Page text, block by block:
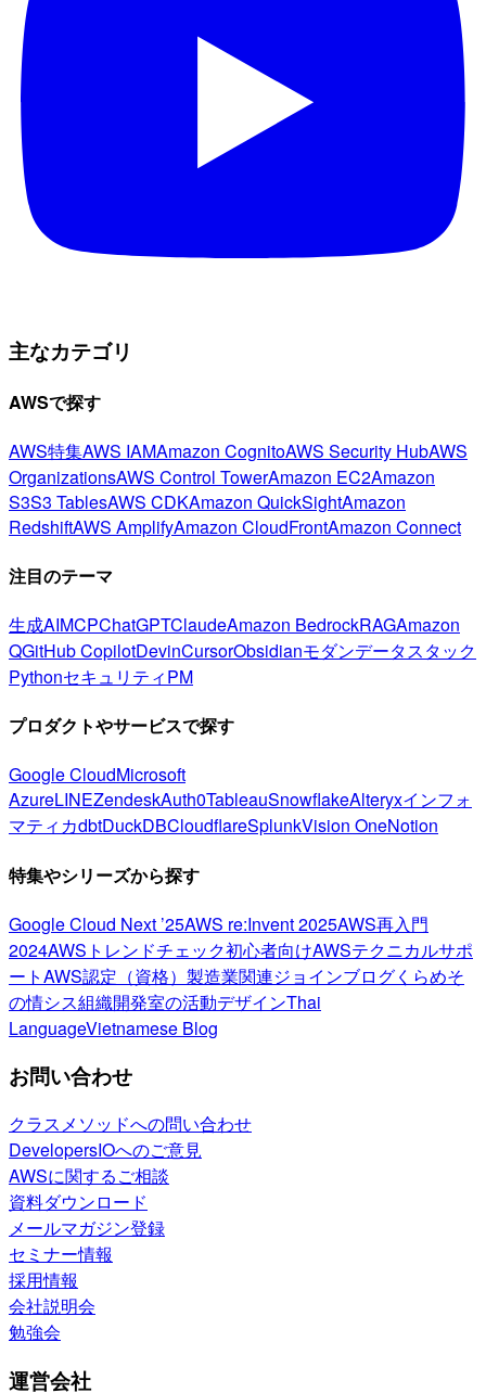
主なカテゴリ
AWSで探す
AWS特集AWS IAMAmazon CognitoAWS Security HubAWS
OrganizationsAWS Control TowerAmazon EC2Amazon
S3S3 TablesAWS CDKAmazon QuickSightAmazon
RedshiftAWS AmplifyAmazon CloudFrontAmazon Connect
注目のテーマ
生成AIMCPChatGPTClaudeAmazon BedrockRAGAmazon
QGitHub CopilotDevinCursorObsidianモダンデータスタック
PythonセキュリティPM
プロダクトやサービスで探す
Google CloudMicrosoft
AzureLINEZendeskAuth0TableauSnowflakeAlteryxインフォ
マティカdbtDuckDBCloudflareSplunkVision OneNotion
特集やシリーズから探す
Google Cloud Next ’25AWS re:Invent 2025AWS再入門
2024AWSトレンドチェック初心者向けAWSテクニカルサポ
ートAWS認定（資格） 製造業関連ジョインブログくらめそ
の情シス組織開発室の活動デザインThai
LanguageVietnamese Blog
お問い合わせ
クラスメソッドへの問い合わせ
DevelopersIOへのご意見
AWSに関するご相談
資料ダウンロード
メールマガジン登録
セミナー情報
採用情報
会社説明会
勉強会
運営会社